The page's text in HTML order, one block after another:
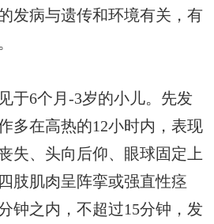
发病与遗传和环境有关，有
于6个月-3岁的小儿。先发
多在高热的12小时内，表现
失、头向后仰、眼球固定上
肢肌肉呈阵挛或强直性痉
钟之内，不超过15分钟，发